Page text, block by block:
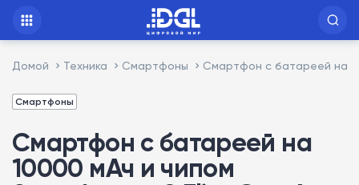
Домой Техника Смартфоны Смартфон с батареей на
Смартфоны
Смартфон с батареей на
10000 мАч и чипом